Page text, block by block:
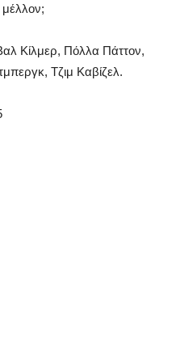
Κίλμερ, Πόλλα Πάττον,
Τζιμ Καβίζελ.